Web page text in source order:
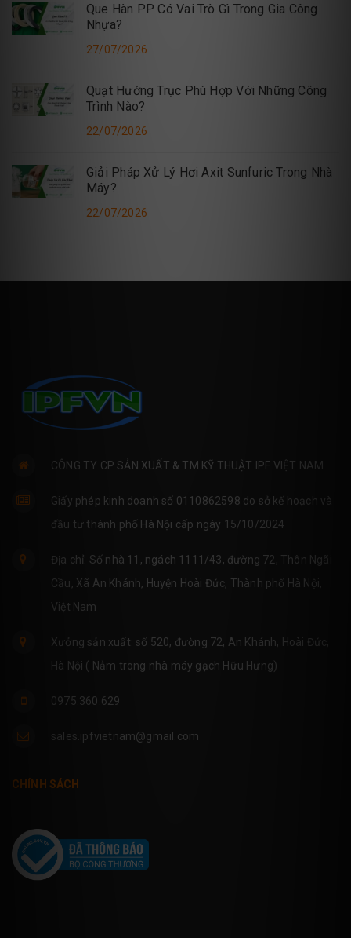
Que Hàn PP Có Vai Trò Gì Trong Gia Công
Nhựa?
27/07/2026
Quạt Hướng Trục Phù Hợp Với Những Công
Trình Nào?
22/07/2026
Giải Pháp Xử Lý Hơi Axit Sunfuric Trong Nhà
Máy?
22/07/2026
CÔNG TY CP SẢN XUẤT & TM KỸ THUẬT IPF VIỆT NAM
Giấy phép kinh doanh số 0110862598 do sở kế hoạch và
đầu tư thành phố Hà Nội cấp ngày 15/10/2024
Địa chỉ: Số nhà 11, ngách 1111/43, đường 72, Thôn Ngãi
Cầu, Xã An Khánh, Huyện Hoài Đức, Thành phố Hà Nội,
Việt Nam
Xưởng sản xuất: số 520, đường 72, An Khánh, Hoài Đức,
Hà Nội ( Nằm trong nhà máy gạch Hữu Hưng)
0975.360.629
sales.ipfvietnam@gmail.com
CHÍNH SÁCH